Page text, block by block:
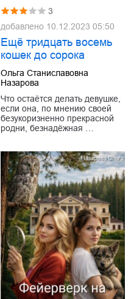
3
добавлено 10.12.2023 05:50
Ещё тридцать восемь
кошек до сорока
Ольга Станиславовна
Назарова
Что остаётся делать девушке,
если она, по мнению своей
безукоризненно прекрасной
родни, безнадёжная …